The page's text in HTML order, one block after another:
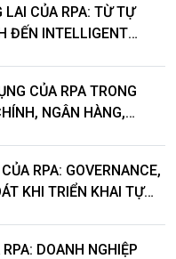
CỦA RPA: TỪ TỰ
ĐẾN INTELLIGENT
CỦA RPA TRONG
NGÂN HÀNG,
RPA: GOVERNANCE,
KHI TRIỂN KHAI TỰ
DOANH NGHIỆP